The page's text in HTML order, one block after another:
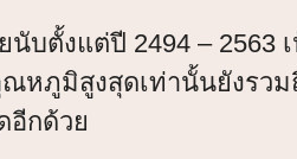
บตั้งแต่ปี 2494 – 2563
ณหภูมิสูงสุดเท่านั้นยังรว
อีกด้วย